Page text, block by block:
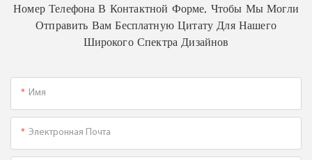
Номер Телефона В Контактной Форме, Чтобы Мы Могли
Отправить Вам Бесплатную Цитату Для Нашего
Широкого Спектра Дизайнов
Имя
Электронная Почта